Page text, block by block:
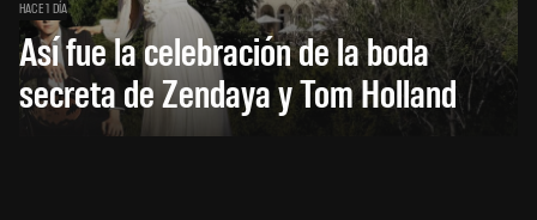
HACE 1 DÍA
Así fue la celebración de la boda
secreta de Zendaya y Tom Holland